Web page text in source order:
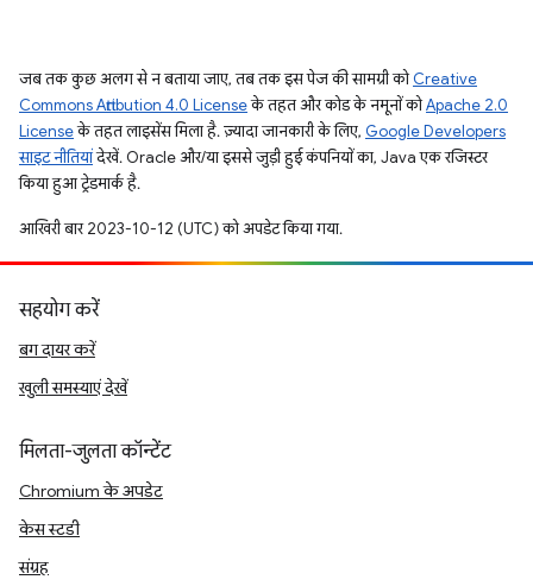
जब तक कुछ अलग से न बताया जाए, तब तक इस पेज की सामग्री कोCreative
Commons Attribution 4.0 Licenseके तहत और कोड के नमूनों कोApache 2.0
Licenseके तहत लाइसेंस मिला है. ज़्यादा जानकारी के लिए, Google Developers
साइट नीतियांदेखें. Oracle और/या इससे जुड़ी हुई कंपनियों का, Java एक रजिस्टर
किया हुआ ट्रेडमार्क है.
आखिरी बार 2023-10-12 (UTC) को अपडेट किया गया.
सहयोग करें
बग दायर करें
खुली समस्याएं देखें
मिलता-जुलता कॉन्टेंट
Chromium के अपडेट
केस स्टडी
संग्रह